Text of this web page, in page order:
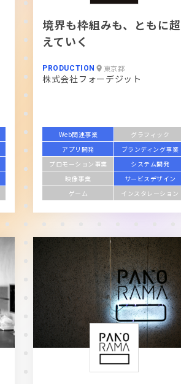
境界も枠組みも、ともに超
えていく
PRODUCTION 東京都
株式会社フォーデジット
Web関連事業
グラフィック
アプリ開発
ブランディング事業
プロモーション事業
システム開発
映像事業
サービスデザイン
ゲーム
インスタレーション